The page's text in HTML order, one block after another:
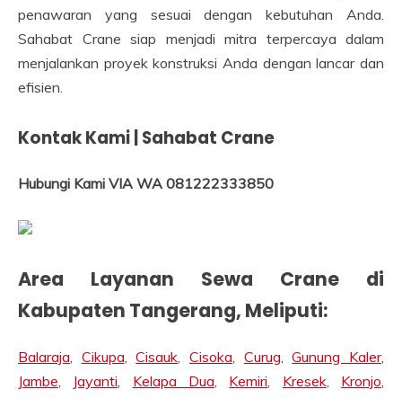
penawaran yang sesuai dengan kebutuhan Anda.
Sahabat Crane siap menjadi mitra terpercaya dalam
menjalankan proyek konstruksi Anda dengan lancar dan
efisien.
Kontak Kami | Sahabat Crane
Hubungi Kami VIA WA 081222333850
Area Layanan Sewa Crane di
Kabupaten Tangerang, Meliputi:
Balaraja Cikupa ,Cisauk ,Cisoka Curug ,Gunung Kaler,
Jambe
Jayanti Kelapa Dua Kemiri Kresek, Kronjo